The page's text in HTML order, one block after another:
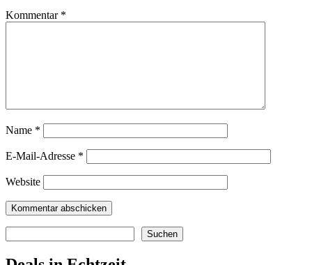
Kommentar *
Name *
E-Mail-Adresse *
Website
Suchen